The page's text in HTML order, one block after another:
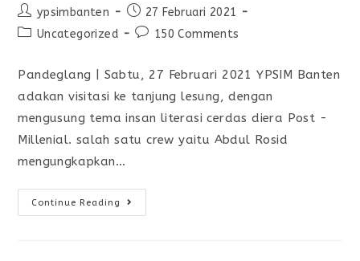
ypsimbanten
27 Februari 2021
Uncategorized
150 Comments
Pandeglang | Sabtu, 27 Februari 2021 YPSIM Banten
adakan visitasi ke tanjung lesung, dengan
mengusung tema insan literasi cerdas diera Post -
Millenial. salah satu crew yaitu Abdul Rosid
mengungkapkan…
Continue Reading